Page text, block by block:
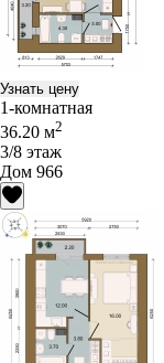
Узнать цену
1-комнатная
36.20 м2
3/8 этаж
Дом 966